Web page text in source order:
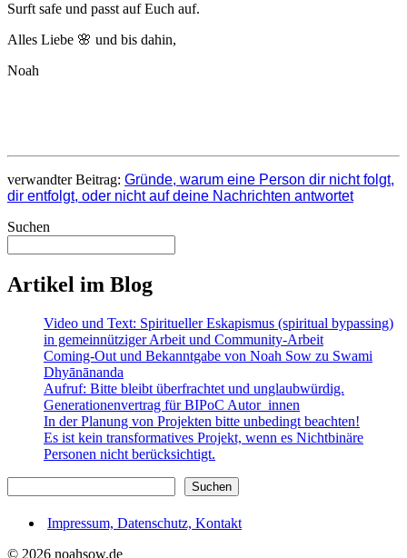
Surft safe und passt auf Euch auf.
Alles Liebe 🌸 und bis dahin,
Noah
verwandter Beitrag: Gründe, warum eine Person dir nicht folgt,
dir entfolgt, oder nicht auf deine Nachrichten antwortet
Suchen
Artikel im Blog
Video und Text: Spiritueller Eskapismus (spiritual bypassing)
in gemeinnütziger Arbeit und Community-Arbeit
Coming-Out und Bekanntgabe von Noah Sow zu Swami
Dhyānānanda
Aufruf: Bitte bleibt überfrachtet und unglaubwürdig.
Generationenvertrag für BIPoC Autor_innen
In der Planung von Projekten bitte unbedingt beachten!
Es ist kein transformatives Projekt, wenn es Nichtbinäre
Personen nicht berücksichtigt.
Suchen
Impressum, Datenschutz, Kontakt
© 2026 noahsow.de